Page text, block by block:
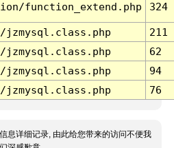
function_extend.php 324
jzmysql.class.php
211
jzmysql.class.php
62
jzmysql.class.php
94
jzmysql.class.php 76
息详细记录, 由此给您带来的访问不便我